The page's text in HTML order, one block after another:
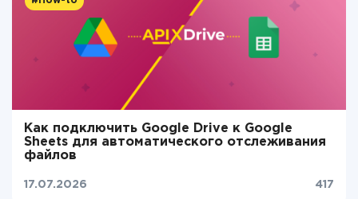
Как подключить Google Drive к Google
Sheets для автоматического отслеживания
файлов
17.07.2026 417